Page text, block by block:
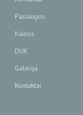
Paslaugos
Kainos
DUK
Galerija
Kontaktai